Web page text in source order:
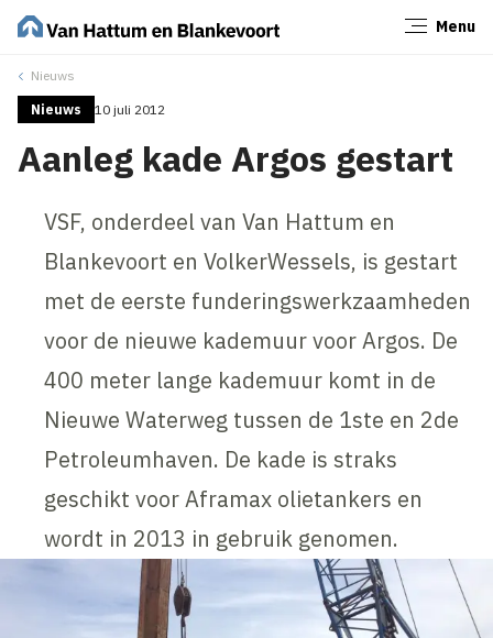
Menu
Nieuws
Nieuws 10 juli 2012
Aanleg kade Argos gestart
VSF, onderdeel van Van Hattum en
Blankevoort en VolkerWessels, is gestart
met de eerste funderingswerkzaamheden
voor de nieuwe kademuur voor Argos. De
400 meter lange kademuur komt in de
Nieuwe Waterweg tussen de 1ste en 2de
Petroleumhaven. De kade is straks
geschikt voor Aframax olietankers en
wordt in 2013 in gebruik genomen.
Sluiten